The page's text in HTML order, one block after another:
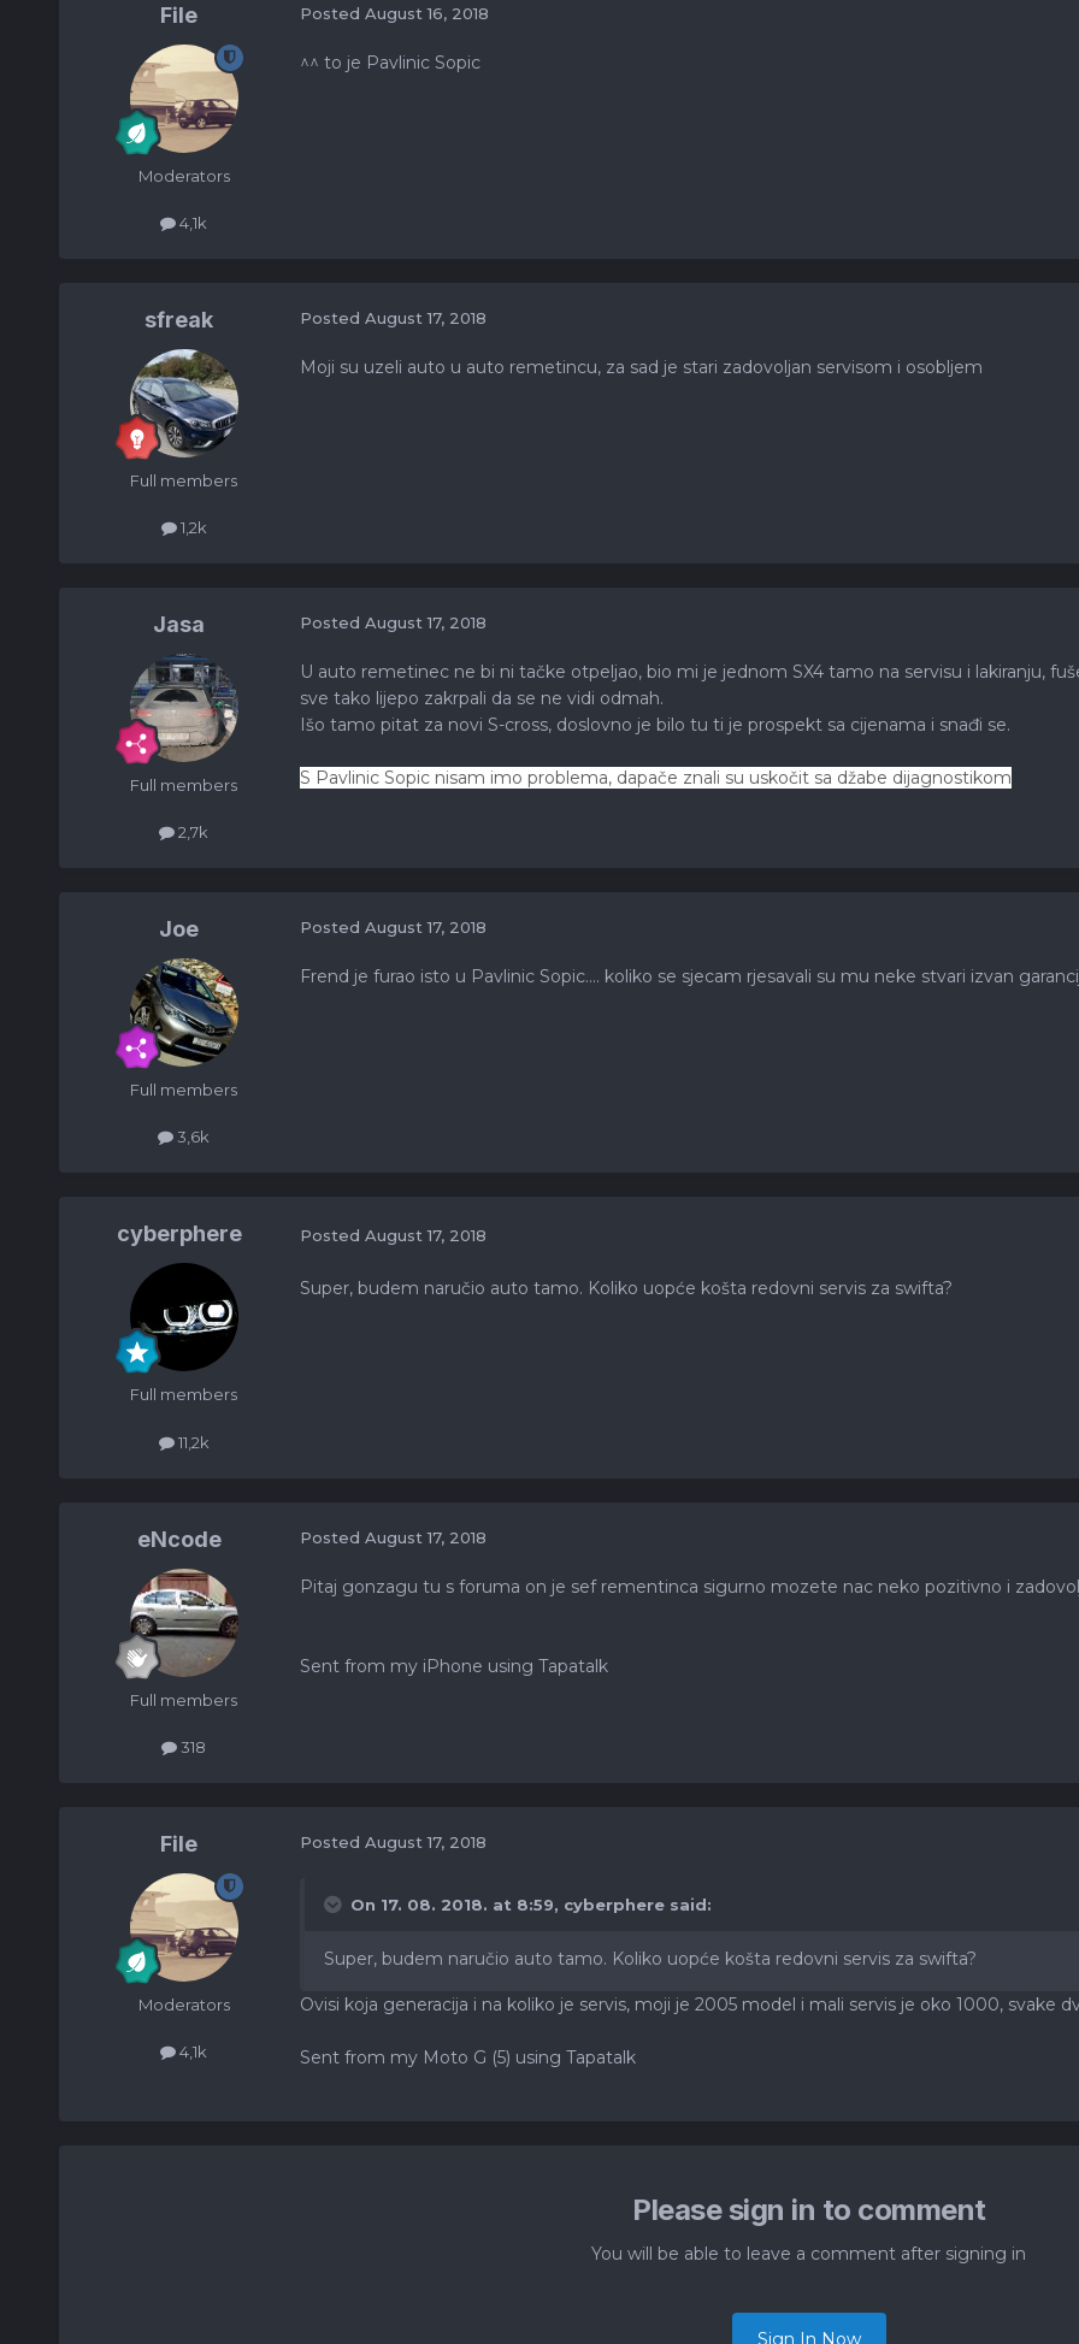
File
Moderators
4,1k
Posted August 16, 2018
^^ to je Pavlinic Sopic
sfreak
Full members
1,2k
Posted August 17, 2018
Moji su uzeli auto u auto remetincu, za sad je stari zadovoljan servisom i osobljem
Jasa
Full members
2,7k
Posted August 17, 2018
U auto remetinec ne bi ni tačke otpeljao, bio mi je jednom SX4 tamo na servisu i lakiranju,
sve tako lijepo zakrpali da se ne vidi odmah.
Išo tamo pitat za novi S-cross, doslovno je bilo tu ti je prospekt sa cijenama i snađi se.
S Pavlinic Sopic nisam imo problema, dapače znali su uskočit sa džabe dijagnostikom
Joe
Full members
3,6k
Posted August 17, 2018
Frend je furao isto u Pavlinic Sopic.... koliko se sjecam rjesavali su mu neke stvari izvan
cyberphere
Full members
11,2k
Posted August 17, 2018
Super, budem naručio auto tamo. Koliko uopće košta redovni servis za swifta?
eNcode
Full members
318
Posted August 17, 2018
Pitaj gonzagu tu s foruma on je sef rementinca sigurno mozete nac neko pozitivno i
Sent from my iPhone using Tapatalk
File
Moderators
4,1k
Posted August 17, 2018
On 17. 08. 2018. at 8:59, cyberpheresaid:
Super, budem naručio auto tamo. Koliko uopće košta redovni servis za swifta?
Ovisi koja generacija i na koliko je servis, moji je 2005 model i mali servis je oko 1000, svake
Sent from my Moto G (5) using Tapatalk
Please sign in to comment
You will be able to leave a comment after signing in
Sign In Now